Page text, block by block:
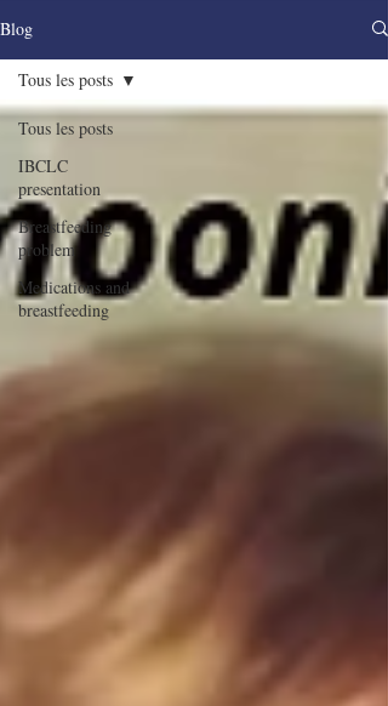
Blog
Tous les posts
IBCLC
presentation
Breastfeeding
problem
Medications and
breastfeeding
Tous les posts